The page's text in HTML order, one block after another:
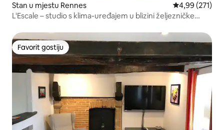
Stan u mjestu Rennes Prosječna
4,99 (271)
L'Escale – studio s klima-uređajem u blizini željezničke
Favorit gostiju
Favorit gostiju